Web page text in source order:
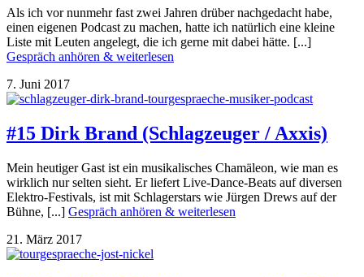
Als ich vor nunmehr fast zwei Jahren drüber nachgedacht habe,
einen eigenen Podcast zu machen, hatte ich natürlich eine kleine
Liste mit Leuten angelegt, die ich gerne mit dabei hätte. [...]
Gespräch anhören & weiterlesen
7. Juni 2017
#15 Dirk Brand (Schlagzeuger / Axxis)
Mein heutiger Gast ist ein musikalisches Chamäleon, wie man es
wirklich nur selten sieht. Er liefert Live-Dance-Beats auf diversen
Elektro-Festivals, ist mit Schlagerstars wie Jürgen Drews auf der
Bühne, [...] Gespräch anhören & weiterlesen
21. März 2017